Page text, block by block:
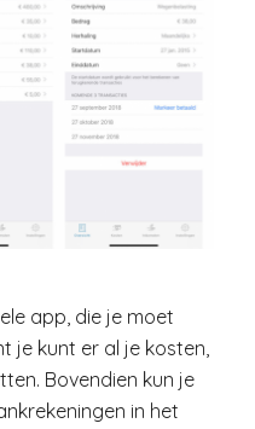
app, die je moet
je kunt er al je kosten,
Bovendien kun je
in het